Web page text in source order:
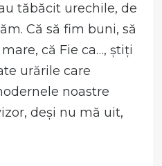
tăbăcit urechile, de
Că să fim buni, să
că Fie ca…, știți
urările care
noastre
deși nu mă uit,